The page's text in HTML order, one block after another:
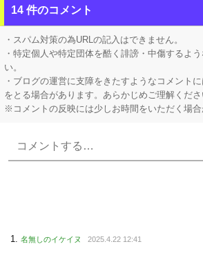
【Vtuber】 中日5位うおおおおおおおおお
【動画】 早見沙織のフルコースが楽しめるアニメ
14 件のコメント
・スパム対策の為URLの記入はできません。
・特定個人や特定団体を酷く誹謗・中傷するよ
い。
・ブログの運営に支障をきたすようなコメント
をとる場合があります。あらかじめご理解くださ
※コメントの反映には少しお時間をいただく場合
名無しのイケイヌ 2025.4.22 12:41